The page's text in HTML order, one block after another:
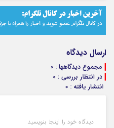
ارسال دیدگاه
مجموع دیدگاهها : 0
در انتظار بررسی : 0
انتشار یافته : 0
دیدگاه خود را اینجا بنویسید